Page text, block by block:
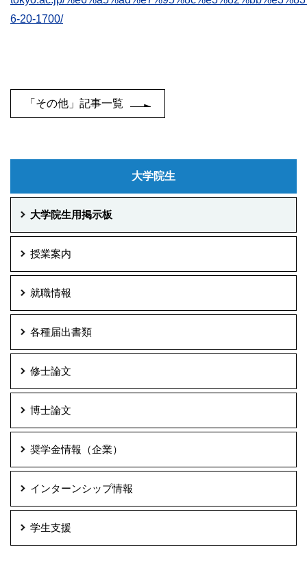
6-20-1700/
「その他」記事一覧
大学院生
大学院生用掲示板
授業案内
就職情報
各種届出書類
修士論文
博士論文
奨学金情報（企業）
インターンシップ情報
学生支援